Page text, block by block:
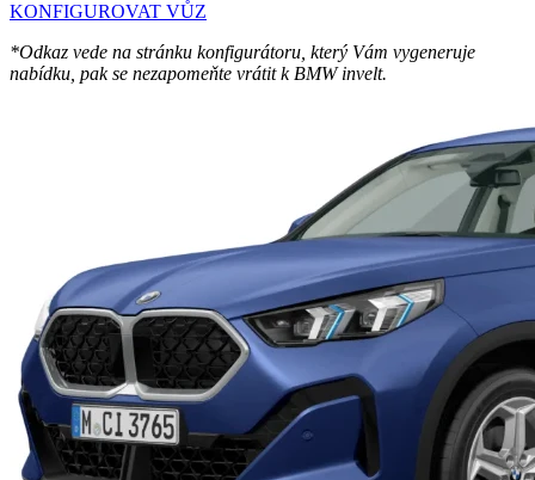
KONFIGUROVAT VŮZ
*Odkaz vede na stránku konfigurátoru, který Vám vygeneruje
nabídku, pak se nezapomeňte vrátit k BMW invelt.